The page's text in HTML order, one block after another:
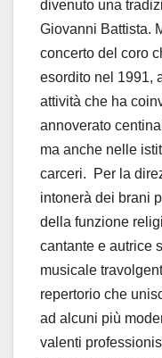
divenuto una
Giovanni Battista.
concerto del coro
esordito nel 1991,
attività che ha
annoverato
ma anche nelle
carceri.
Per la
intonerà dei brani
della funzione
cantante e autrice
musicale
repertorio che
ad alcuni più
valenti